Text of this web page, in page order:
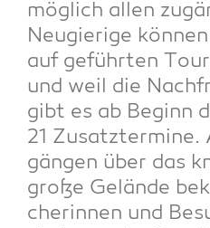
mög­lich allen
Neu­gie­ri­ge
auf geführ­ten
und weil die
gibt es ab Beginn
21 Zusatz­ter­mi­ne.
gän­gen über das
gro­ße Gelän­de
che­rin­nen und